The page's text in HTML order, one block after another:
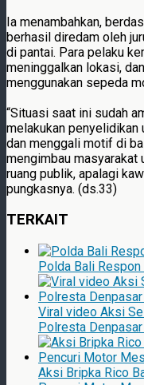
Ia menambahkan,
berhasil diredam oleh
di pantai. Para pelaku
meninggalkan lokasi,
menggunakan sepeda
“Situasi saat ini sudah
melakukan
dan menggali motif di
mengimbau masyarakat
ruang publik, apalagi
pungkasnya. (ds.33)
TERKAIT
Polda Bali Respon
Viral video Aksi
Polresta
Aksi Bripka Rico